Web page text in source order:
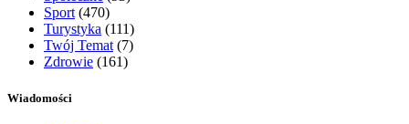
Sport(470)
Turystyka (111)
Twój Temat(7)
Zdrowie (161)
Wiadomości